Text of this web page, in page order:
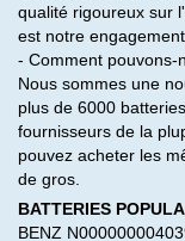
qualité rigoureux sur
est notre
- Comment pouvons-
Nous sommes une
plus de 6000
fournisseurs de la
pouvez acheter les
de gros.
BATTERIES
BENZ